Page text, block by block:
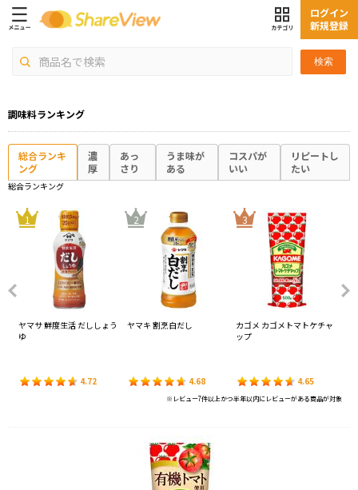
検索
ログイン
新規登録
調味料ランキング
総合ランキ
ング
濃
厚
あっ
さり
うま味が
ある
コスパが
いい
リピートし
たい
総合ランキング
1
ヤマサ 鮮度生活 だししょう
ゆ
4.72
2
ヤマキ 割烹白だし
4.68
3
カゴメ カゴメトマトケチャ
ップ
4.65
※レビュー7件以上かつ半年以内にレビューがある商品が対象